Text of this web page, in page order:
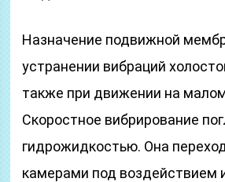
Назначение подвижной
устранении вибраций
также при движении на
Скоростное вибрирование
гидрожидкостью. Она
камерами под воздействием